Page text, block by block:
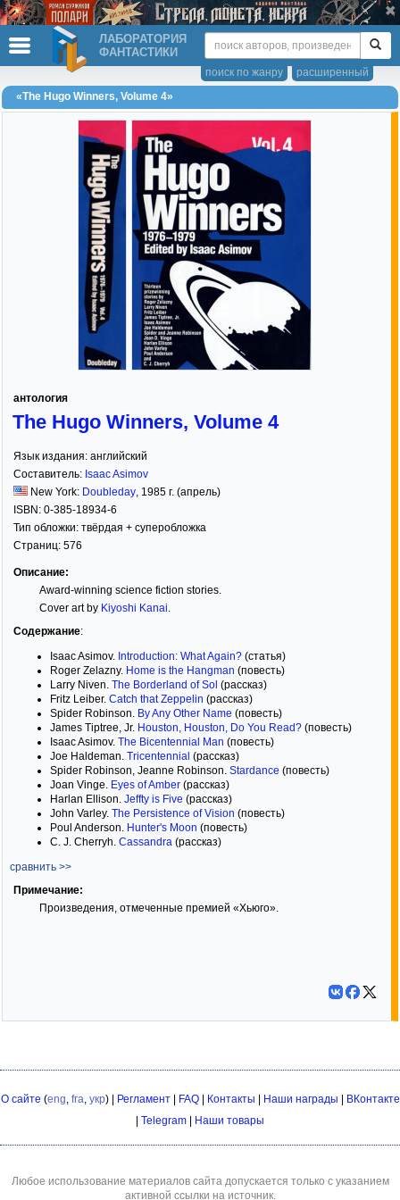
ЛАБОРАТОРИЯ
ФАНТАСТИКИ
расширенный
поиск по жанру
«The Hugo Winners, Volume 4»
антология
The Hugo Winners, Volume 4
Язык издания: английский
Составитель: Isaac Asimov
New York: Doubleday, 1985 г. (апрель)
ISBN: 0-385-18934-6
Тип обложки: твёрдая + суперобложка
Страниц: 576
Описание:
Award-winning science fiction stories.
Cover art by Kiyoshi Kanai.
Содержание:
Isaac Asimov. Introduction: What Again? (статья)
Roger Zelazny. Home is the Hangman (повесть)
Larry Niven. The Borderland of Sol (рассказ)
Fritz Leiber. Catch that Zeppelin (рассказ)
Spider Robinson. By Any Other Name (повесть)
James Tiptree, Jr. Houston, Houston, Do You Read? (повесть)
Isaac Asimov. The Bicentennial Man (повесть)
Joe Haldeman. Tricentennial (рассказ)
Spider Robinson, Jeanne Robinson. Stardance (повесть)
Joan Vinge. Eyes of Amber (рассказ)
Harlan Ellison. Jeffty is Five (рассказ)
John Varley. The Persistence of Vision (повесть)
Poul Anderson. Hunter's Moon (повесть)
C. J. Cherryh. Cassandra (рассказ)
сравнить >>
Примечание:
Произведения, отмеченные премией «Хьюго».
О сайте (eng, fra, укр) | Регламент| FAQ| Контакты Наши награды
ВКонтакте
Telegram Наши товары
Любое использование материалов сайта допускается только с указанием
активной ссылки на источник.